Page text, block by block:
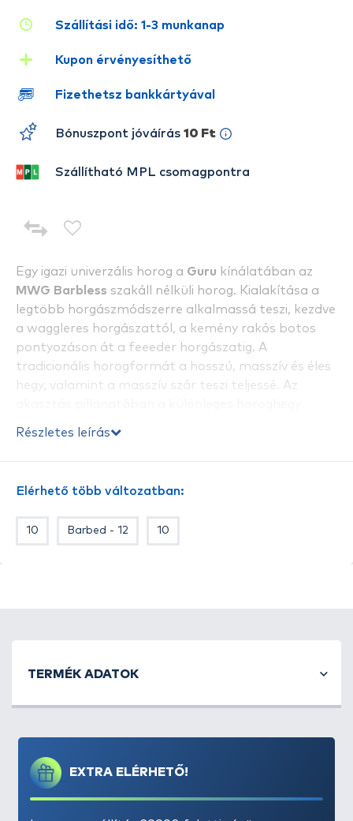
Egy igazi univerzális horog a Guru kínálatában az
MWG Barbless szakáll nélküli horog. Kialakítása a
legtöbb horgászmódszerre alkalmassá teszi, kezdve
a waggleres horgászattól, a kemény rakós botos
pontyozáson át a feeeder horgászatig. A
tradicionális horogformát a hosszú, masszív és éles
hegy, valamint a masszív szár teszi teljessé. Az
Részletes leírás
Elérhető több változatban:
10 Barbed - 12 10
Szállítási idő: 1-3 munkanap
Kupon érvényesíthető
Fizethetsz bankkártyával
Bónuszpont jóváírás 10 Ft
Szállítható MPL csomagpontra
EXTRA ELÉRHETŐ!
TERMÉK ADATOK